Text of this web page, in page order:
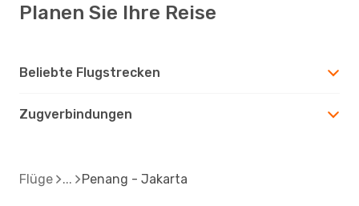
Planen Sie Ihre Reise
Beliebte Flugstrecken
Zugverbindungen
Flüge Penang - Jakarta